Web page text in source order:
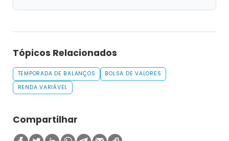
Tópicos Relacionados
TEMPORADA DE BALANÇOS
BOLSA DE VALORES
RENDA VARIÁVEL
Compartilhar